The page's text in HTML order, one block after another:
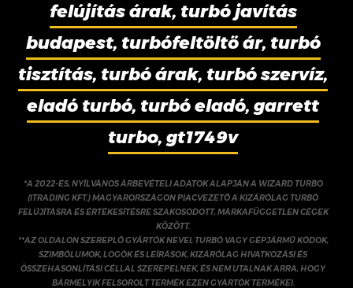
felújítás árak, turbó javítás
budapest, turbófeltöltő ár, turbó
tisztítás, turbó árak, turbó szervíz,
eladó turbó, turbó eladó, garrett
turbo, gt1749v
*A 2022-ES, NYÍLVÁNOS ÁRBEVÉTELI ADATOK ALAPJÁN A WIZARD TURBO
(ITRADING KFT.) MAGYARORSZÁGON PIACVEZETŐ A KIZÁRÓLAG TURBÓ
FELÚJÍTÁSRA ÉS ÉRTÉKESÍTÉSRE SZAKOSODOTT, MÁRKAFÜGGETLEN CÉGEK
KÖZÖTT.
**AZ OLDALON SZEREPLŐ GYÁRTÓK NEVEI, TURBÓ VAGY GÉPJÁRMŰ KÓDOK,
SZIMBÓLUMOK, LOGÓK ÉS LEÍRÁSOK, KIZÁRÓLAG HIVATKOZÁSI ÉS
ÖSSZEHASONLÍTÁSI CÉLLAL SZEREPELNEK, ÉS NEM UTALNAK ARRA, HOGY
BÁRMELYIK FELSOROLT TERMÉK EZEN GYÁRTÓK TERMÉKEI.